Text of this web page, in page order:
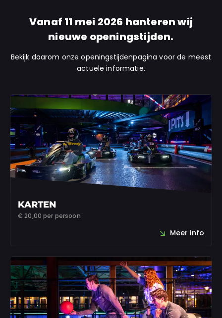
Vanaf 11 mei 2026 hanteren wij
nieuwe openingstijden.
Bekijk daarom onze openingstijdenpagina voor de meest
actuele informatie.
KARTEN
€ 20,00per persoon
Meer info